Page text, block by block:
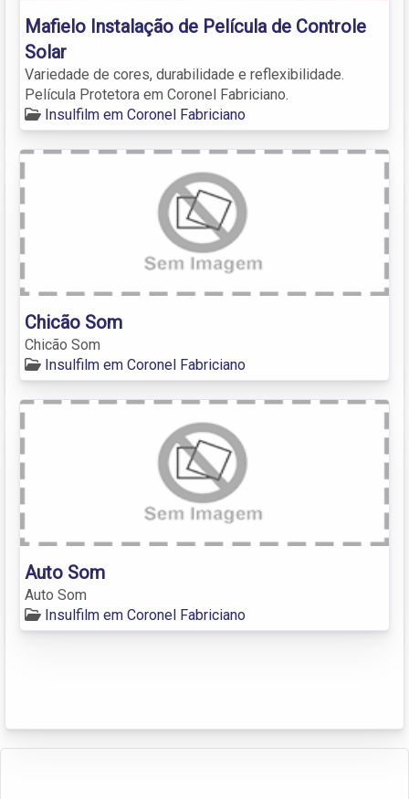
Mafielo Instalação de Película de Controle
Solar
Variedade de cores, durabilidade e reflexibilidade.
Película Protetora em Coronel Fabriciano.
Insulfilm em Coronel Fabriciano
Chicão Som
Chicão Som
Insulfilm em Coronel Fabriciano
Auto Som
Auto Som
Insulfilm em Coronel Fabriciano